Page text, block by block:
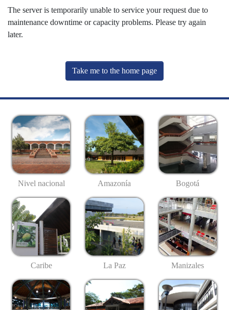
The server is temporarily unable to service your request due to
maintenance downtime or capacity problems. Please try again
later.
Take me to the home page
Nivel nacional Amazonía Bogotá
Caribe La Paz Manizales